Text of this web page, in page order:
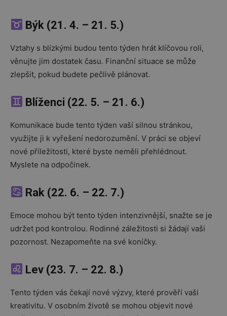
Býk (21. 4. – 21. 5.)
Vztahy s blízkými budou tento týden hrát klíčovou roli,
věnujte jim dostatek času. Finanční situace se může
zlepšit, pokud budete pečlivě plánovat.
Blíženci (22. 5. – 21. 6.)
Komunikace bude tento týden vaší silnou stránkou,
využijte ji k vyřešení nedorozumění. V práci se objeví
nové příležitosti, které byste neměli přehlédnout.
Myslete na odpočinek.
Rak (22. 6. – 22. 7.)
Emoce mohou být tento týden intenzivnější, snažte se je
udržet pod kontrolou. Rodinné záležitosti si žádají vaši
pozornost. Nezapomeňte na své koníčky.
Lev (23. 7. – 22. 8.)
Tento týden vás čekají nové výzvy, které prověří vaši
kreativitu. V osobním životě se mohou objevit nové